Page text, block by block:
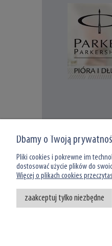
INFORMACJE
Cookies
Regulamin
Polityka prywatności
Dbamy o Twoją
Pliki cookies i pokrewne im
dostosować użycie plików do
Więcej o plikach cookies
zaakceptuj tylko niezbędne